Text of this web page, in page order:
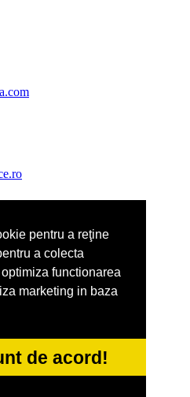
pentru a reţine
a colecta
functionarea
marketing in baza
de acord!